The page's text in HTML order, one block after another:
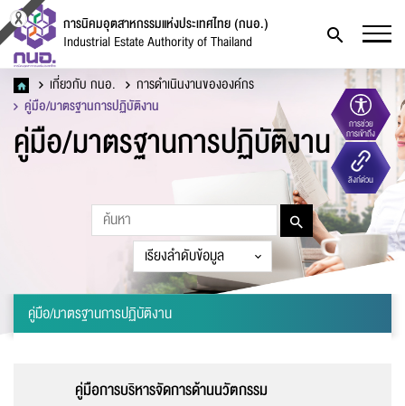
การนิคมอุตสาหกรรมแห่งประเทศไทย (กนอ.)
Industrial Estate Authority of Thailand
การช่วย
การเข้าถึง
ลิงก์ด่วน
เกี่ยวกับ กนอ.
การดำเนินงานขององค์กร
คู่มือ/มาตรฐานการปฏิบัติงาน
คู่มือ/มาตรฐานการปฏิบัติงาน
คู่มือ/มาตรฐานการปฏิบัติงาน
คู่มือการบริหารจัดการด้านนวัตกรรม
แบบฟอร์มการติดต่อ
ชื่อ*